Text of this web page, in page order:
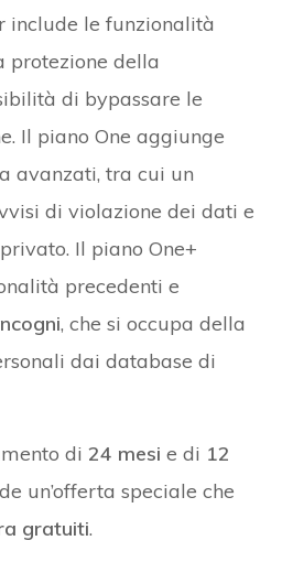
include le funzionalità
protezione della
di bypassare le
Il piano One aggiunge
avanzati, tra cui un
di violazione dei dati e
Il piano One+
precedenti e
, che si occupa della
dai database di
di24 mesi e di 12
un’offerta speciale che
gratuiti.